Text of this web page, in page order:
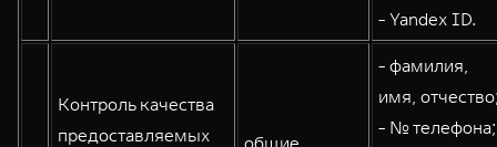
- Yandex ID.
Контроль качества
предоставляемых
общие
- фамилия,
имя,
- № телефона;